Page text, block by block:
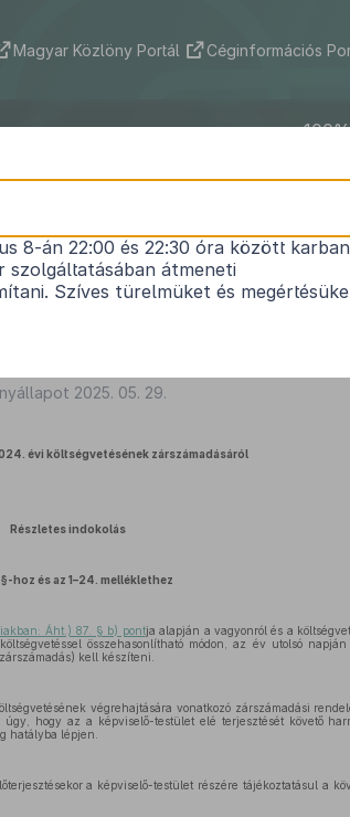
Magyar Közlöny Portál Céginformációs
Önkormányzata
önkormányzati
2025. 05. 29.
évi költségvetésének zárszámadásáról
Részletes indokolás
§-hoz és az 1–24. melléklethez
Áht.) 87. § b) pontja alapján a vagyonról és a
összehasonlítható módon, az év utolsó napján
kell készíteni.
végrehajtására vonatkozó zárszámadási
hogy az a képviselő-testület elé terjesztését követő
hatályba lépjen.
a képviselő-testület részére tájékoztatásul a
8-án 22:00 és 22:30 óra között
szolgáltatásában átmeneti
Szíves türelmüket és